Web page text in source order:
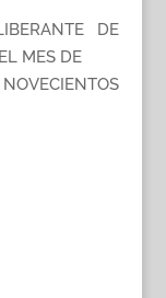
DE
MES DE